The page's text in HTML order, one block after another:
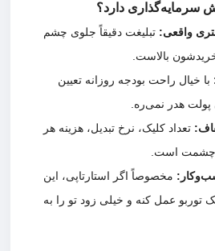
سرمایه‌گذاری دارد؟
واقعی: تبلیغت دقیقاً جلوی چشم
بالاست.
با خیال راحت بودجه روزانه تعیین
هدر نمی‌ره.
تعداد کلیک، نرخ تبدیل، هزینه هر
چشمت است.
مخصوصاً اگر استارتاپی، این
توربو عمل کنه و خیلی زود تو را به